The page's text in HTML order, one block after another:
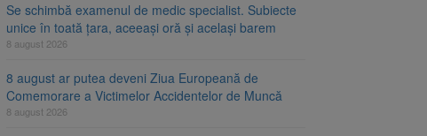
Se schimbă examenul de medic specialist. Subiecte
unice în toată țara, aceeași oră și același barem
8 august 2026
8 august ar putea deveni Ziua Europeană de
Comemorare a Victimelor Accidentelor de Muncă
8 august 2026